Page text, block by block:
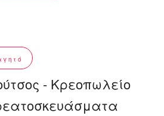
- Κρεοπωλείο